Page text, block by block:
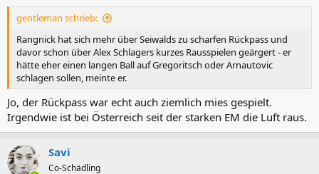
gentleman schrieb:
Rangnick hat sich mehr über Seiwalds zu scharfen Rückpass und
davor schon über Alex Schlagers kurzes Rausspielen geärgert - er
hätte eher einen langen Ball auf Gregoritsch oder Arnautovic
schlagen sollen, meinte er.
Jo, der Rückpass war echt auch ziemlich mies gespielt.
Irgendwie ist bei Österreich seit der starken EM die Luft raus.
Savi
Co-Schädling